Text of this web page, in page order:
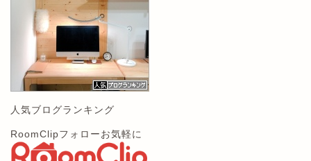
人気ブログランキング
RoomClipフォローお気軽に